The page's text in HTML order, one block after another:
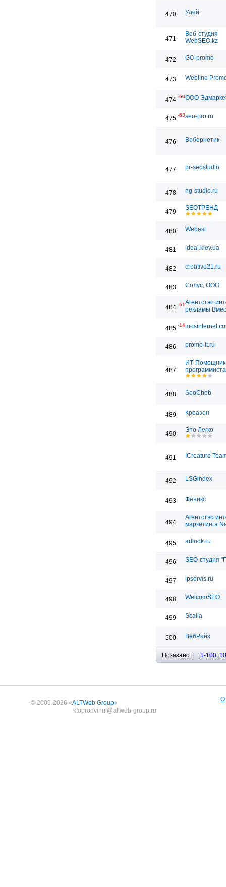
470 Улей
471
Веб-студия
WebSEO.kz
472 GO-promo
473 Webline
474 -60ООО
475 -63seo-pro.ru
476 Вебернетик
477 pr-seostudio
478 ng-studio.ru
479
SEOТРЕНД
480 Webest
481 ideal.kiev.ua
482 creative21.ru
483 Солус, ООО
484 -61Агентство
рекламы
485 -14
486 promo-lt.ru
487
ИТ-Помощник
программиста
488 SeoCheb
489 Креазон
490
Это Легко
491 ICreature
492 LSGindex
493 Феникс
494
Агентство
маркетинга
495 adlook.ru
496 SEO-студия
497 ipservis.ru
498 WelcomSEO
499 Scaila
500 ВебРайз
Показано: 1-100
© 2009-2026 «ALTWeb Group»
ktoprodvinul@altweb-group.ru
О